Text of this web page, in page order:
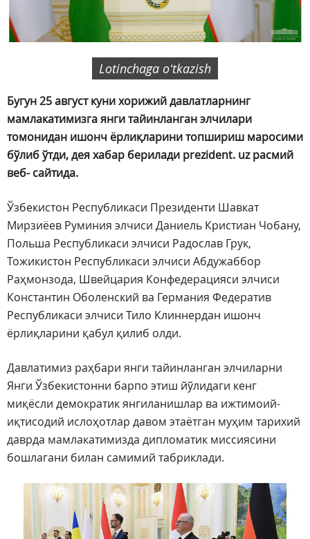
Lotinchaga oʻtkazish
Бугун 25 август куни хорижий давлатларнинг
мамлакатимизга янги тайинланган элчилари
томонидан ишонч ёрлиқларини топшириш маросими
бўлиб ўтди, дея хабар берилади prezident. uz расмий
веб- сайтида.
Ўзбекистон Республикаси Президенти Шавкат
Мирзиёев Руминия элчиси Даниель Кристиан Чобану,
Польша Республикаси элчиси Радослав Грук,
Тожикистон Республикаси элчиси Абдужаббор
Раҳмонзода, Швейцария Конфедерацияси элчиси
Константин Оболенский ва Германия Федератив
Республикаси элчиси Тило Клиннердан ишонч
ёрлиқларини қабул қилиб олди.
Давлатимиз раҳбари янги тайинланган элчиларни
Янги Ўзбекистонни барпо этиш йўлидаги кенг
миқёсли демократик янгиланишлар ва ижтимоий-
иқтисодий ислоҳотлар давом этаётган муҳим тарихий
даврда мамлакатимизда дипломатик миссиясини
бошлагани билан самимий табриклади.